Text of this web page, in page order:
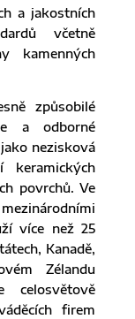
a jakostních
včetně
kamenných
způsobilé
a odborné
nezisková
keramických
povrchů. Ve
více než 25
Kanadě,
Zélandu
firem